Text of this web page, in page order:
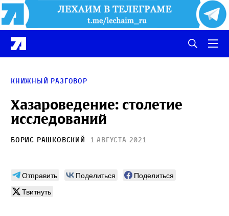
Книжный разговор
Хазароведение: столетие
исследований
Борис Рашковский 1 августа 2021
Отправить Поделиться
Поделиться
Твитнуть